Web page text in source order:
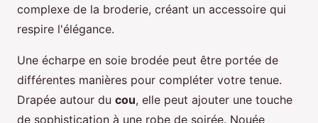
complexe de la broderie, créant un accessoire qui
respire l'élégance.
Une écharpe en soie brodée peut être portée de
différentes manières pour compléter votre tenue.
Drapée autour du cou, elle peut ajouter une touche
de sophistication à une robe de soirée. Nouée